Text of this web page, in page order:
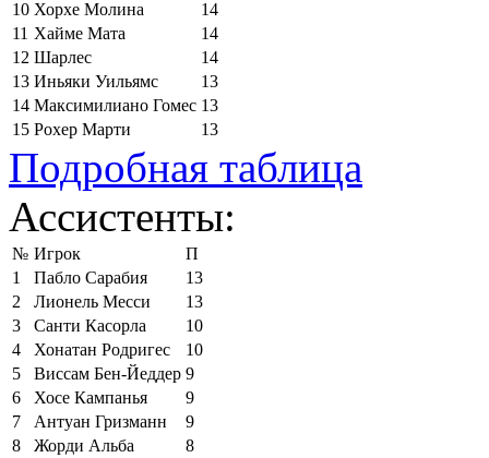
10 Хорхе Молина
14
11 Хайме Мата
14
12 Шарлес
14
13 Иньяки Уильямс
13
14 Максимилиано Гомес 13
15 Рохер Марти 13
Подробная таблица
Ассистенты:
№ Игрок
П
1
Пабло Сарабия
13
2
Лионель Месси
13
3
Санти Касорла
10
4
Хонатан Родригес
10
5
Виссам Бен-Йеддер 9
6
Хосе Кампанья
9
7
Антуан Гризманн
9
8
Жорди Альба
8